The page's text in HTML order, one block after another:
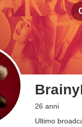
26 anni
Ultimo